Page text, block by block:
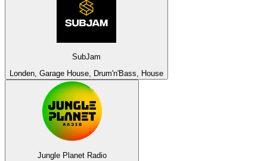
SubJam
Londen, Garage House, Drum'n'Bass, House
Jungle Planet Radio